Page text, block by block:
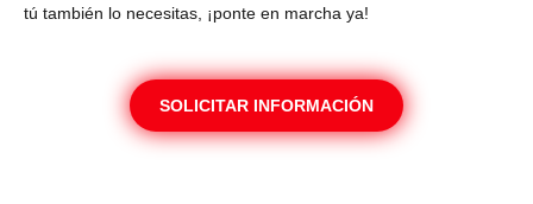
tú también lo necesitas, ¡ponte en marcha ya!
SOLICITAR INFORMACIÓN